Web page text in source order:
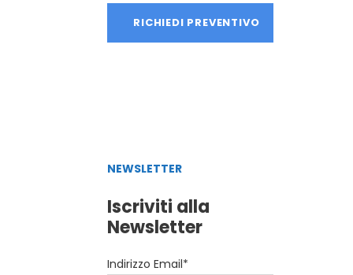
NEWSLETTER
Iscriviti alla
Newsletter
Indirizzo Email*